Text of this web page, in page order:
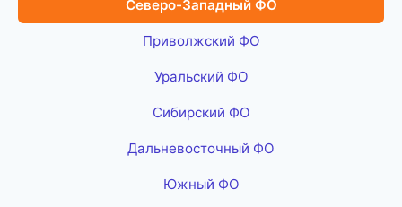
Северо-Западный ФО
Приволжский ФО
Уральский ФО
Сибирский ФО
Дальневосточный ФО
Южный ФО